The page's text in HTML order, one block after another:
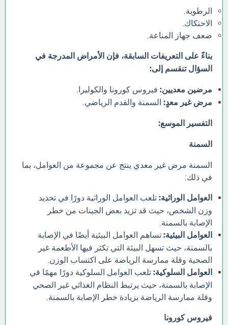
الرطوبة.
الاحتكاك.
ضعف جهاز المناعة.
بناءً على التعريفات السابقة، فإن الأمراض المدرجة في
السؤال تنقسم إلى:
مرضين معديين: فيروس كورونا والكوليرا.
مرض غير معدٍ: السمنة والقدم الرياضي.
التفسير الموسع:
السمنة
السمنة مرض غير معدي ينتج عن مجموعة من العوامل، بما
في ذلك:
العوامل الوراثية: تلعب العوامل الوراثية دورًا في تحديد
وزن الشخص، حيث قد تزيد بعض الجينات من خطر
الإصابة بالسمنة.
العوامل البيئية: تساهم العوامل البيئية أيضًا في الإصابة
بالسمنة، حيث تسهل البيئة التي تكثر فيها الأطعمة غير
الصحية وقلة ممارسة الرياضة على اكتساب الوزن.
العوامل السلوكية: تلعب العوامل السلوكية دورًا مهمًا في
الإصابة بالسمنة، حيث يرتبط النظام الغذائي غير الصحي
وقلة ممارسة الرياضة بزيادة خطر الإصابة بالسمنة.
فيروس كورونا